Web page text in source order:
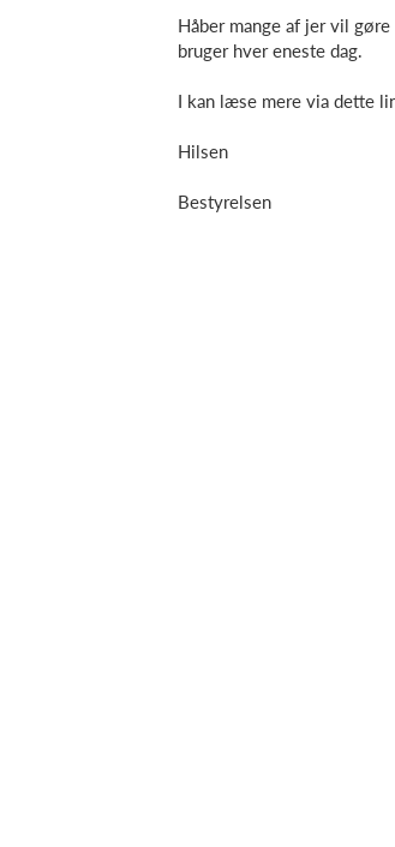
Håber mange af jer vil
bruger hver eneste dag.
I kan læse mere via dette
Hilsen
Bestyrelsen